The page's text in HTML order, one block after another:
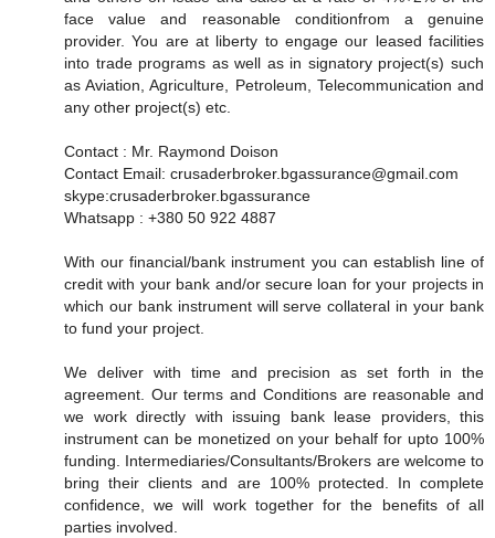
face value and reasonable conditionfrom a genuine
provider. You are at liberty to engage our leased facilities
into trade programs as well as in signatory project(s) such
as Aviation, Agriculture, Petroleum, Telecommunication and
any other project(s) etc.
Contact : Mr. Raymond Doison
Contact Email: crusaderbroker.bgassurance@gmail.com
skype:crusaderbroker.bgassurance
Whatsapp : +380 50 922 4887
With our financial/bank instrument you can establish line of
credit with your bank and/or secure loan for your projects in
which our bank instrument will serve collateral in your bank
to fund your project.
We deliver with time and precision as set forth in the
agreement. Our terms and Conditions are reasonable and
we work directly with issuing bank lease providers, this
instrument can be monetized on your behalf for upto 100%
funding. Intermediaries/Consultants/Brokers are welcome to
bring their clients and are 100% protected. In complete
confidence, we will work together for the benefits of all
parties involved.